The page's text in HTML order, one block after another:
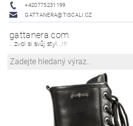
+420775231199
GATTANERA@TISCALI.CZ
gattanera.com
...zvol si svůj styl...!!!